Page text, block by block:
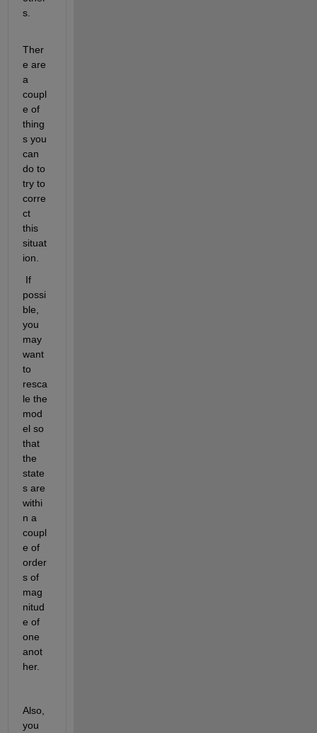
s.
Ther
e are
a
coupl
e of
thing
s you
can
do to
try to
corre
ct
this
situat
ion.
If
possi
ble,
you
may
want
to
resca
le the
mod
el so
that
the
state
s are
withi
n a
coupl
e of
order
s of
mag
nitud
e of
one
anot
her.
Also,
you